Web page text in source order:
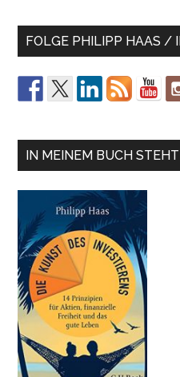
FOLGE PHILIPP HAAS /
IN MEINEM BUCH